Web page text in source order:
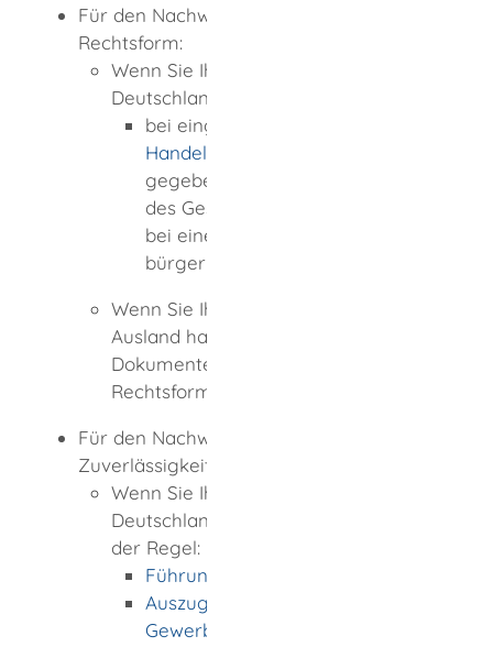
Für den Nachweis zur unternehmerischen
Rechtsform:
Wenn Sie Ihren Unternehmenssitz in
Deutschland haben, benötigen Sie:
bei eingetragenen Unternehmen:
Handelsregisterauszug
gegebenenfalls eine Ausfertigung
des Gesellschaftsvertrages (z.B.
bei einer Gesellschaft
bürgerlichen Rechts (GbR))
Wenn Sie Ihren Unternehmenssitz im
Ausland haben, benötigen Sie
Dokumente aus dem Sitzland, die die
Rechtsform nachweisen.
Für den Nachweis der persönlichen
Zuverlässigkeit:
Wenn Sie Ihren Wohnsitz in
Deutschland haben, benötigen Sie in
der Regel:
Führungszeugnis
Auszug aus dem
Gewerbezentralregister